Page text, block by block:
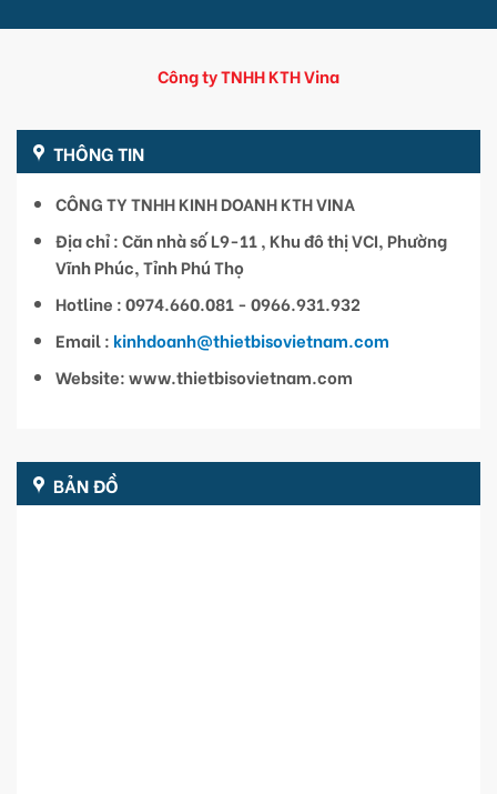
Công ty TNHH KTH Vina
THÔNG TIN
CÔNG TY TNHH KINH DOANH KTH VINA
Địa chỉ : Căn nhà số L9-11 , Khu đô thị VCI, Phường
Vĩnh Phúc, Tỉnh Phú Thọ
Hotline : 0974.660.081 - 0966.931.932
Email : kinhdoanh@thietbisovietnam.com
Website: www.thietbisovietnam.com
BẢN ĐỒ